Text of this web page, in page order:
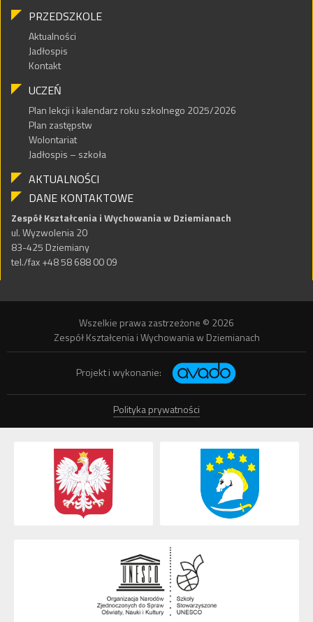
PRZEDSZKOLE
Aktualności
Jadłospis
Kontakt
UCZEŃ
Plan lekcji i kalendarz roku szkolnego 2025/2026
Plan zastępstw
Wolontariat
Jadłospis – szkoła
AKTUALNOŚCI
DANE KONTAKTOWE
Zespół Kształcenia i Wychowania w Dziemianach
ul. Wyzwolenia 20
83-425 Dziemiany
tel./fax +48 58 688 00 09
Wszelkie prawa zastrzeżone © 2026
Zespół Kształcenia i Wychowania w Dziemianach
Projekt i wykonanie:
Polityka prywatności